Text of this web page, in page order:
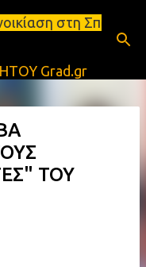
Ενοικιάσεις
Grad.gr
ΤΟΥ